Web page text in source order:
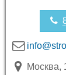
Москва,